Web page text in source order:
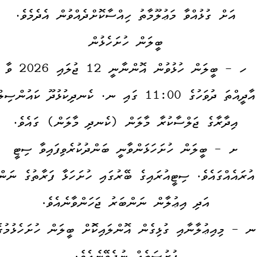
އަށް ގުޅުއްވާ މަޢުލޫމާތު ހިއްސާކޮށްދެއްވުން އެދެމެވެ.
ބީލަން ހުށަހެޅުން
ހ - ބީލަން ހުޅުވުން އޮންނާނީ 12 ޖުލައި 2026 ވާ
އާދީއްތަ ދުވަހުގެ 11:00 ގައި ނ. ކެނދިކުޅުދޫ
އިދާރާގެ ޖަލްސާކުރާ މާލަން (ކެނދި މާލަން) ގައެވެ.
ށ - ބީލަން ހުށަހަޅަންވާނީ ބަންދުކުރެވިފައިވާ ސިޓީ
އުރައެއްގައެވެ. ސިޓީއުރައިގެ ބޭރުގައި ހުށަހަޅާ ފަރާތުގެ
އަދި އިޢުލާން ނަންބަރު ޖަހަންވާނެއެވެ.
ނ - މިއިޢުލާނާއި ގުޅިގެން އޮންލައިކޮަށް ބީލަން